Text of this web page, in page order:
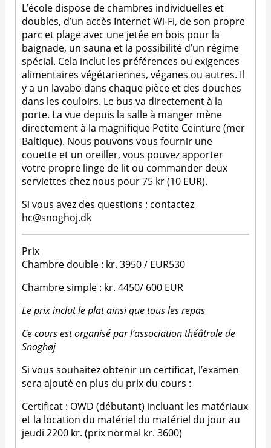
L’école dispose de chambres individuelles et
doubles, d’un accès Internet Wi-Fi, de son propre
parc et plage avec une jetée en bois pour la
baignade, un sauna et la possibilité d’un régime
spécial. Cela inclut les préférences ou exigences
alimentaires végétariennes, véganes ou autres. Il
y a un lavabo dans chaque pièce et des douches
dans les couloirs. Le bus va directement à la
porte. La vue depuis la salle à manger mène
directement à la magnifique Petite Ceinture (mer
Baltique). Nous pouvons vous fournir une
couette et un oreiller, vous pouvez apporter
votre propre linge de lit ou commander deux
serviettes chez nous pour 75 kr (10 EUR).
Si vous avez des questions : contactez
hc@snoghoj.dk
Prix
Chambre double : kr. 3950 / EUR530
Chambre simple : kr. 4450/ 600 EUR
Le prix inclut le plat ainsi que tous les repas
Ce cours est organisé par l’association théâtrale de
Snoghøj
Si vous souhaitez obtenir un certificat, l’examen
sera ajouté en plus du prix du cours :
Certificat : OWD (débutant) incluant les matériaux
et la location du matériel du matériel du jour au
jeudi 2200 kr. (prix normal kr. 3600)